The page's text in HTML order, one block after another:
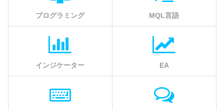
プログラミング MQL言語
インジケーター EA